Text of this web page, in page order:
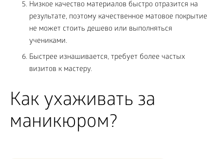
Низкое качество материалов быстро отразится на
результате, поэтому качественное матовое покрытие
не может стоить дешево или выполняться
учениками.
Быстрее изнашивается, требует более частых
визитов к мастеру.
Как ухаживать за
маникюром?